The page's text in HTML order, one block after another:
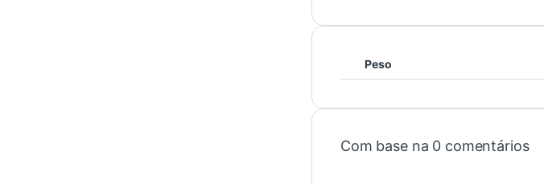
Peso
Com base na 0 comentários